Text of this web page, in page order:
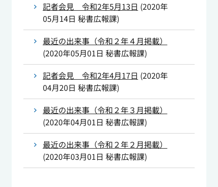
記者会見 令和2年5月13日 (2020年
05月14日 秘書広報課)
最近の出来事（令和２年４月掲載）
(2020年05月01日 秘書広報課)
記者会見 令和2年4月17日 (2020年
04月20日 秘書広報課)
最近の出来事（令和２年３月掲載）
(2020年04月01日 秘書広報課)
最近の出来事（令和２年２月掲載）
(2020年03月01日 秘書広報課)